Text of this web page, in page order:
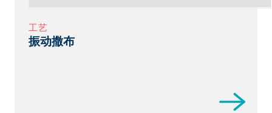
工艺
振动撒布